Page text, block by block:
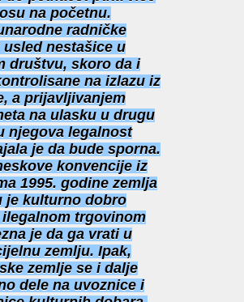
na početnu.
radničke
usled nestašice u
društvu, skoro da i
na izlazu iz
a prijavljivanjem
na ulasku u drugu
njegova legalnost
je da bude sporna.
konvencije iz
1995. godine zemlja
je kulturno dobro
trgovinom
je da ga vrati u
zemlju. Ipak,
zemlje se i dalje
dele na uvoznice i